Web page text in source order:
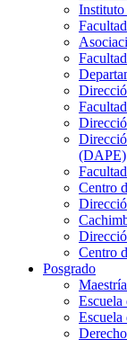
(DAPE)
Centro
Centro
Posgrado
Escuela